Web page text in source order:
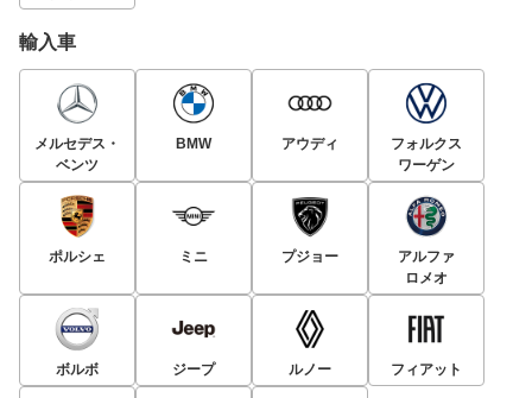
輸入車
メルセデス・
ベンツ
BMW アウディ
フォルクス
ワーゲン
ポルシェ ミニ プジョー
アルファ
ロメオ
ボルボ ジープ ルノー フィアット